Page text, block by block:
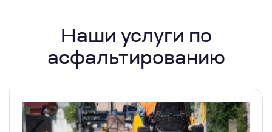
Наши услуги по
асфальтированию